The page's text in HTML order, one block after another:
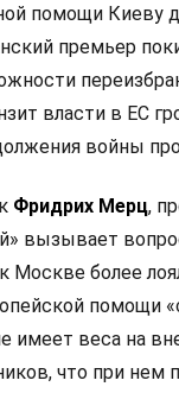
помощи Киеву
премьер
власти в ЕС
войны
Фридрих Мерц,
вызывает
Москве более
помощи
имеет веса на
что при нем